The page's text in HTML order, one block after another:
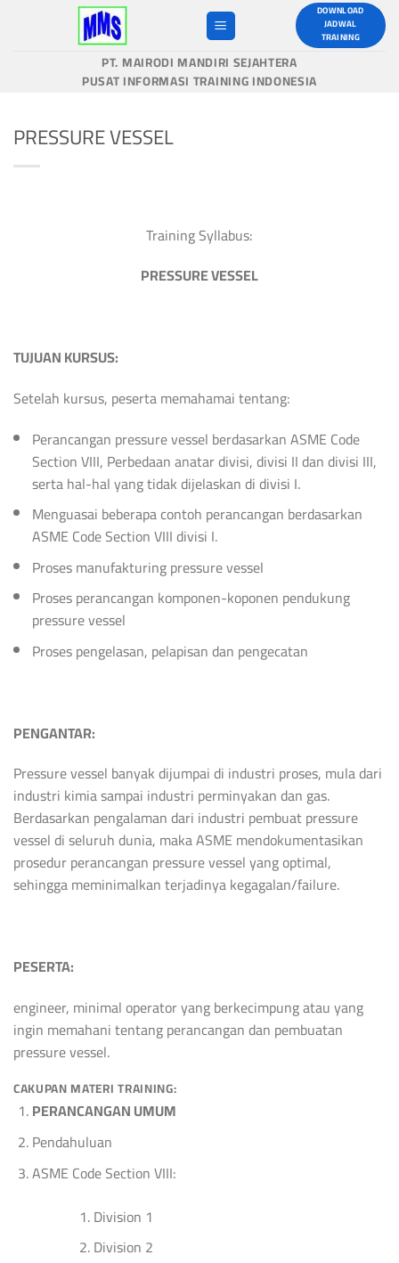
DOWNLOAD
JADWAL
TRAINING
PT. MAIRODI MANDIRI SEJAHTERA
PUSAT INFORMASI TRAINING INDONESIA
PRESSURE VESSEL
Training Syllabus:
PRESSURE VESSEL
TUJUAN KURSUS:
Setelah kursus, peserta memahamai tentang:
Perancangan pressure vessel berdasarkan ASME Code
Section VIII, Perbedaan anatar divisi, divisi II dan divisi III,
serta hal-hal yang tidak dijelaskan di divisi I.
Menguasai beberapa contoh perancangan berdasarkan
ASME Code Section VIII divisi I.
Proses manufakturing pressure vessel
Proses perancangan komponen-koponen pendukung
pressure vessel
Proses pengelasan, pelapisan dan pengecatan
PENGANTAR:
Pressure vessel banyak dijumpai di industri proses, mula dari
industri kimia sampai industri perminyakan dan gas.
Berdasarkan pengalaman dari industri pembuat pressure
vessel di seluruh dunia, maka ASME mendokumentasikan
prosedur perancangan pressure vessel yang optimal,
sehingga meminimalkan terjadinya kegagalan/failure.
PESERTA:
engineer, minimal operator yang berkecimpung atau yang
ingin memahani tentang perancangan dan pembuatan
pressure vessel.
CAKUPAN MATERI TRAINING:
PERANCANGAN UMUM
Pendahuluan
ASME Code Section VIII:
Division 1
Division 2